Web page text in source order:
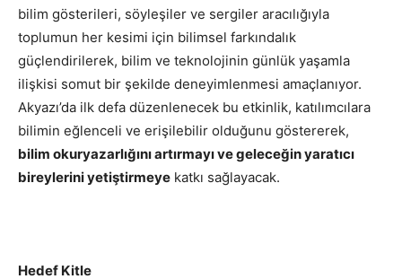
bilim gösterileri, söyleşiler ve sergiler aracılığıyla
toplumun her kesimi için bilimsel farkındalık
güçlendirilerek, bilim ve teknolojinin günlük yaşamla
ilişkisi somut bir şekilde deneyimlenmesi amaçlanıyor.
Akyazı’da ilk defa düzenlenecek bu etkinlik, katılımcılara
bilimin eğlenceli ve erişilebilir olduğunu göstererek,
bilim okuryazarlığını artırmayı ve geleceğin yaratıcı
bireylerini yetiştirmeye katkı sağlayacak.
Hedef Kitle